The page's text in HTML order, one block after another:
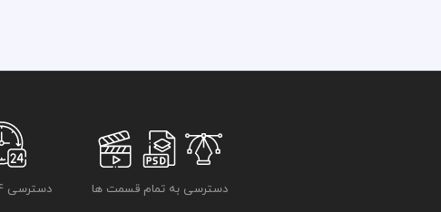
دسترسی به تمام قسمت ها دسترسی 24 ساعته